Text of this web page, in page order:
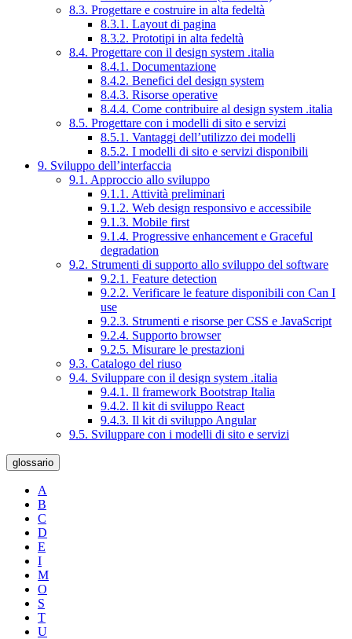
8.3. Progettare e costruire in alta fedeltà
8.3.1. Layout di pagina
8.3.2. Prototipi in alta fedeltà
8.4. Progettare con il design system .italia
8.4.1. Documentazione
8.4.2. Benefici del design system
8.4.3. Risorse operative
8.4.4. Come contribuire al design system .italia
8.5. Progettare con i modelli di sito e servizi
8.5.1. Vantaggi dell’utilizzo dei modelli
8.5.2. I modelli di sito e servizi disponibili
9. Sviluppo dell’interfaccia
9.1. Approccio allo sviluppo
9.1.1. Attività preliminari
9.1.2. Web design responsivo e accessibile
9.1.3. Mobile first
9.1.4. Progressive enhancement e Graceful
degradation
9.2. Strumenti di supporto allo sviluppo del software
9.2.1. Feature detection
9.2.2. Verificare le feature disponibili con Can I
use
9.2.3. Strumenti e risorse per CSS e JavaScript
9.2.4. Supporto browser
9.2.5. Misurare le prestazioni
9.3. Catalogo del riuso
9.4. Sviluppare con il design system .italia
9.4.1. Il framework Bootstrap Italia
9.4.2. Il kit di sviluppo React
9.4.3. Il kit di sviluppo Angular
9.5. Sviluppare con i modelli di sito e servizi
glossario
A
B
C
D
E
I
M
O
S
T
U